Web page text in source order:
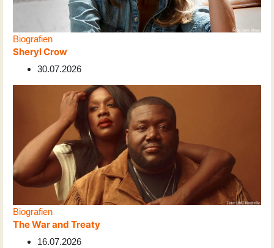
Biografien
Sheryl Crow
30.07.2026
Biografien
The War and Treaty
16.07.2026